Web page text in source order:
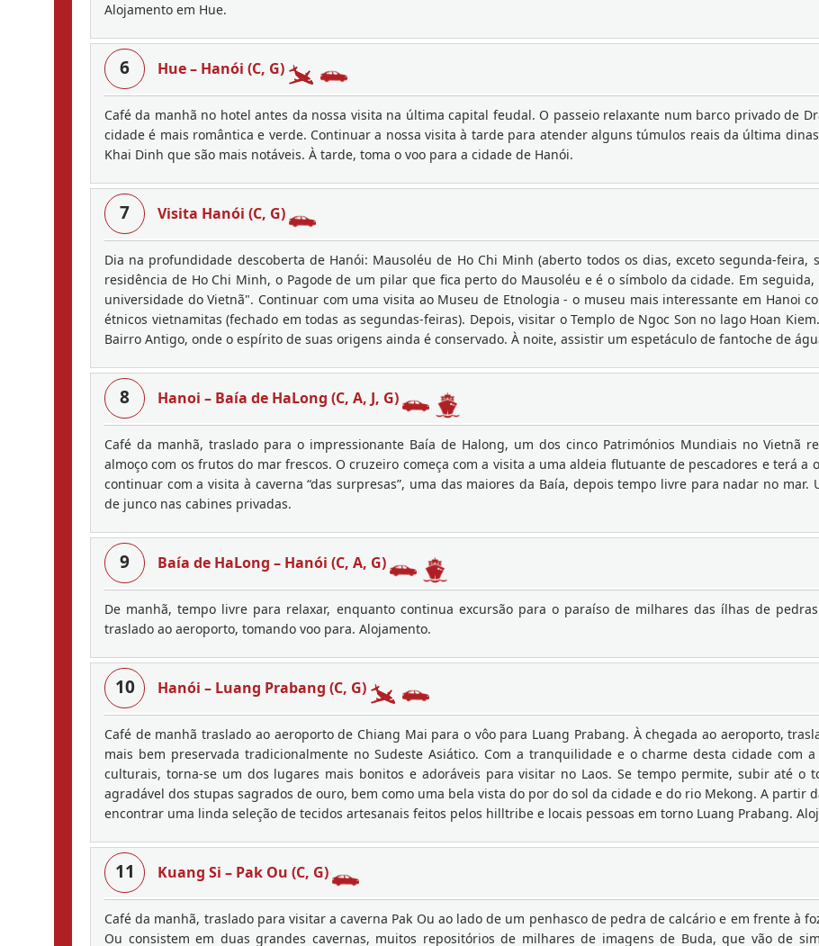
Alojamento em Hue.
6 Hue – Hanói (C, G)
Café da manhã no hotel antes da nossa visita na última capital feudal. O passeio relaxante num barco privado de
cidade é mais romântica e verde. Continuar a nossa visita à tarde para atender alguns túmulos reais da última
Khai Dinh que são mais notáveis. À tarde, toma o voo para a cidade de Hanói.
7 Visita Hanói (C, G)
Dia na profundidade descoberta de Hanói: Mausoléu de Ho Chi Minh (aberto todos os dias, exceto segunda-feira,
residência de Ho Chi Minh, o Pagode de um pilar que fica perto do Mausoléu e é o símbolo da cidade. Em
universidade do Vietnã". Continuar com uma visita ao Museu de Etnologia - o museu mais interessante em Hanoi
étnicos vietnamitas (fechado em todas as segundas-feiras). Depois, visitar o Templo de Ngoc Son no lago Hoan
Bairro Antigo, onde o espírito de suas origens ainda é conservado. À noite, assistir um espetáculo de fantoche de
8 Hanoi – Baía de HaLong (C, A, J, G)
Café da manhã, traslado para o impressionante Baía de Halong, um dos cinco Patrimónios Mundiais no Vietnã
almoço com os frutos do mar frescos. O cruzeiro começa com a visita a uma aldeia flutuante de pescadores e terá
continuar com a visita à caverna “das surpresas”, uma das maiores da Baía, depois tempo livre para nadar no
de junco nas cabines privadas.
9 Baía de HaLong – Hanói (C, A, G)
De manhã, tempo livre para relaxar, enquanto continua excursão para o paraíso de milhares das ílhas de
traslado ao aeroporto, tomando voo para. Alojamento.
10 Hanói – Luang Prabang (C, G)
Café de manhã traslado ao aeroporto de Chiang Mai para o vôo para Luang Prabang. À chegada ao aeroporto,
mais bem preservada tradicionalmente no Sudeste Asiático. Com a tranquilidade e o charme desta cidade com
culturais, torna-se um dos lugares mais bonitos e adoráveis para visitar no Laos. Se tempo permite, subir até o
agradável dos stupas sagrados de ouro, bem como uma bela vista do por do sol da cidade e do rio Mekong. A partir
encontrar uma linda seleção de tecidos artesanais feitos pelos hilltribe e locais pessoas em torno Luang Prabang.
11 Kuang Si – Pak Ou (C, G)
Café da manhã, traslado para visitar a caverna Pak Ou ao lado de um penhasco de pedra de calcário e em frente à
Ou consistem em duas grandes cavernas, muitos repositórios de milhares de imagens de Buda, que vão de